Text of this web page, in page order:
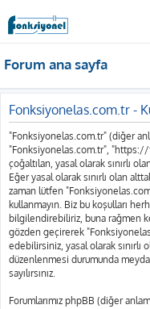
Forum ana sayfa
Fonksiyonelas.com.tr -
"Fonksiyonelas.com.tr" (diğer
"Fonksiyonelas.com.tr",
çoğaltılan, yasal olarak sınırlı
Eğer yasal olarak sınırlı olan
zaman lütfen
kullanmayın. Biz bu koşulları
bilgilendirebiliriz, buna rağmen
gözden geçirerek
edebilirsiniz, yasal olarak
düzenlenmesi durumunda
sayılırsınız.
Forumlarımız phpBB (diğer